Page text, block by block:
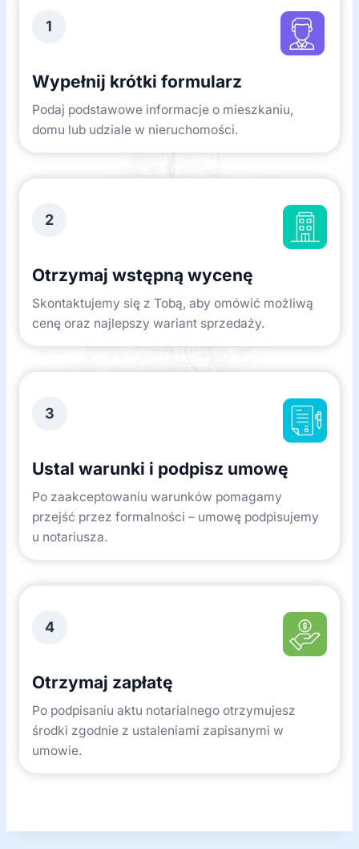
1
Wypełnij krótki formularz
Podaj podstawowe informacje o mieszkaniu,
domu lub udziale w nieruchomości.
2
Otrzymaj wstępną wycenę
Skontaktujemy się z Tobą, aby omówić możliwą
cenę oraz najlepszy wariant sprzedaży.
3
Ustal warunki i podpisz umowę
Po zaakceptowaniu warunków pomagamy
przejść przez formalności – umowę podpisujemy
u notariusza.
4
Otrzymaj zapłatę
Po podpisaniu aktu notarialnego otrzymujesz
środki zgodnie z ustaleniami zapisanymi w
umowie.